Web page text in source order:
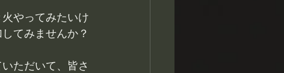
やってみたいけ
てみませんか？
ただいて、皆さ